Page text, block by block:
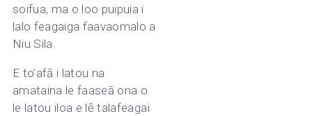
soifua, ma o loo puipuia i
lalo feagaiga faavaomalo a
Niu Sila.
E to’afā i latou na
amataina le faaseā ona o
le latou iloa e lē talafeagai